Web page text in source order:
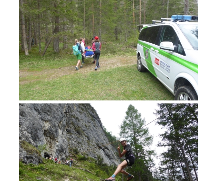
Jahresberichte
DEVENIR MEMBRE